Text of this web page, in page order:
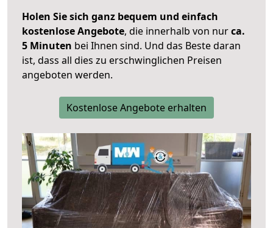
Holen Sie sich ganz bequem und einfach
kostenlose Angebote, die innerhalb von nurca.
5 Minuten bei Ihnen sind. Und das Beste daran
ist, dass all dies zu erschwinglichen Preisen
angeboten werden.
Kostenlose Angebote erhalten